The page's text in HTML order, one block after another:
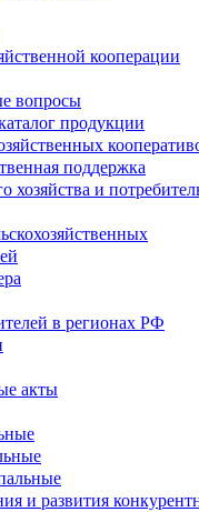
кооперации
вопросы
продукции
поддержка
хозяйства и
в регионах РФ
акты
и развития